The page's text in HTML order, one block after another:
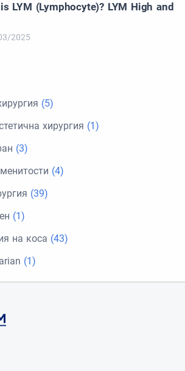
LYM (Lymphocyte)? LYM High and
2025
(5)
хирургия (1)
(3)
(4)
(39)
(1)
на коса (43)
(1)